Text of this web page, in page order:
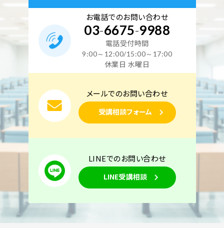
お電話でのお問い合わせ
03-6675-9988
電話受付時間
9:00～12:00/15:00～17:00
休業日 水曜日
メールでのお問い合わせ
受講相談フォーム
LINEでのお問い合わせ
LINE受講相談